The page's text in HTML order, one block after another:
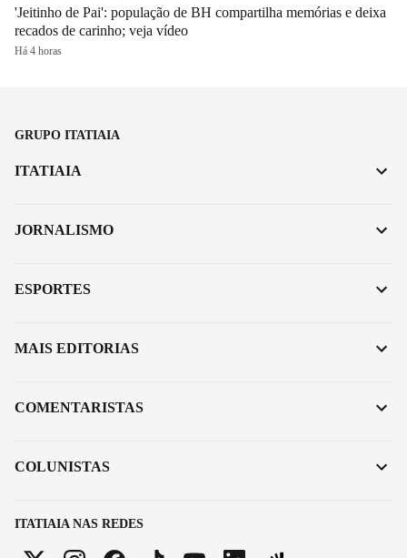
'Jeitinho de Pai': população de BH compartilha memórias e deixa
recados de carinho; veja vídeo
Há 4 horas
GRUPO ITATIAIA
ITATIAIA NAS REDES
ITATIAIA
JORNALISMO
ESPORTES
MAIS EDITORIAS
COMENTARISTAS
COLUNISTAS